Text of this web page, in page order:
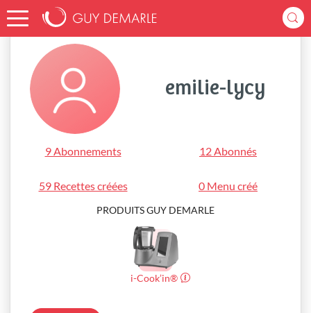
Accueil emilie-lycy
emilie-lycy
9 Abonnements 12 Abonnés
59 Recettes créées 0 Menu créé
PRODUITS GUY DEMARLE
i-Cook’in®